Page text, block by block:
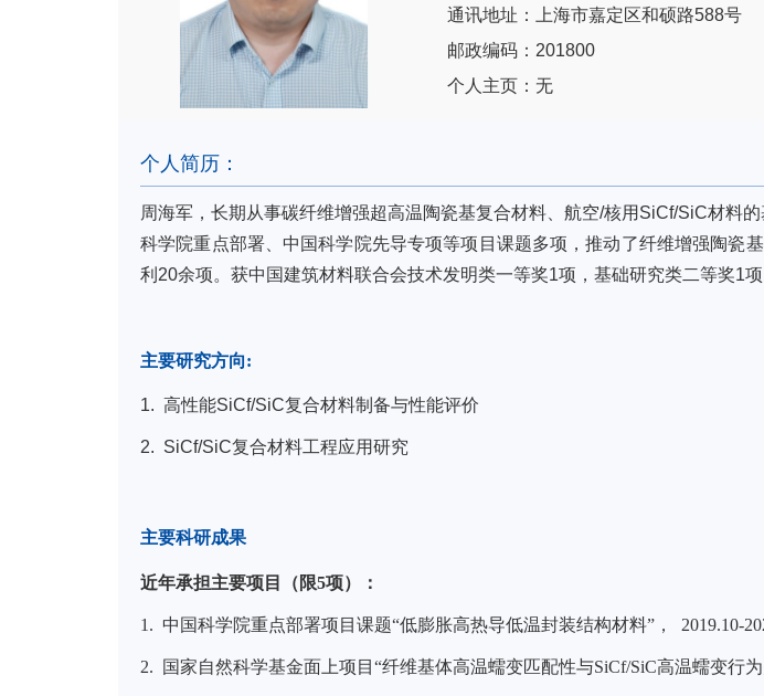
通讯地址：上海市嘉定区和硕路588号
邮政编码：201800
个人主页：无
个人简历：
周海军，长期从事碳纤维增强超高温陶瓷基复合材料、航空/核用SiCf/SiC材料
科学院重点部署、中国科学院先导专项等项目课题多项，推动了纤维增强陶瓷
利20余项。获中国建筑材料联合会技术发明类一等奖1项，基础研究类二等奖1项
主要研究方向:
1. 高性能SiCf/SiC复合材料制备与性能评价
2. SiCf/SiC复合材料工程应用研究
主要科研成果
近年承担主要项目（限5项）：
1. 中国科学院重点部署项目课题“低膨胀高热导低温封装结构材料”， 2019.10-
2. 国家自然科学基金面上项目“纤维基体高温蠕变匹配性与SiCf/SiC高温蠕变行为